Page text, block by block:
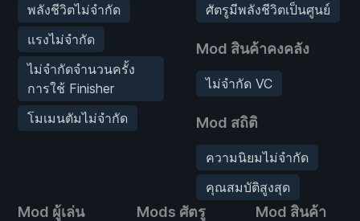
พลังชีวิตไม่จำกัด
แรงไม่จำกัด
ไม่จำกัดจำนวนครั้ง
การใช้ Finisher
โมเมนตัมไม่จำกัด
ศัตรูมีพลังชีวิตเป็นศูนย์
Mod สินค้าคงคลัง
ไม่จำกัด VC
Mod สถิติ
ความนิยมไม่จำกัด
คุณสมบัติสูงสุด
Mod ผู้เล่น Mods ศัตรู
Mod สินค้า